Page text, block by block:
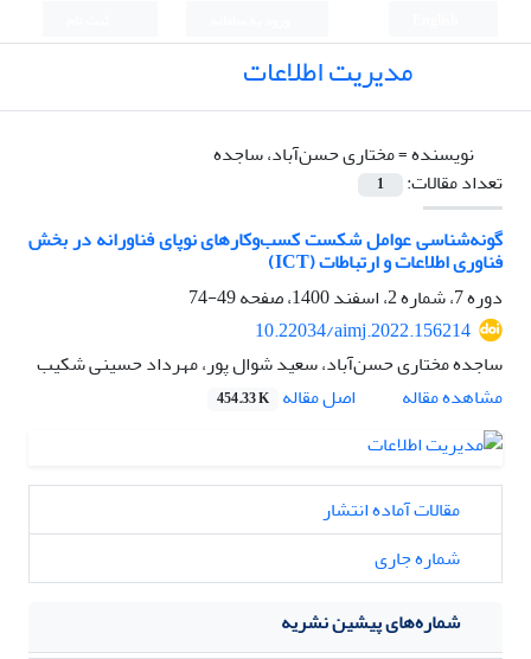
مدیریت اطلاعات
نویسنده =مختاری حسن‌آباد، ساجده
تعداد مقالات:
1
گونه‌شناسی عوامل شکست کسب‌و‌کارهای نوپای فناورانه در بخش
فناوری اطلاعات و ارتباطات (ICT)
دوره 7، شماره 2، اسفند 1400، صفحه
49-74
10.22034/aimj.2022.156214
ساجده مختاری حسن‌آباد، سعید شوال پور، مهرداد حسینی شکیب
مشاهده مقاله
اصل مقاله 454.33 K
مقالات آماده انتشار
شماره جاری
شماره‌های پیشین نشریه